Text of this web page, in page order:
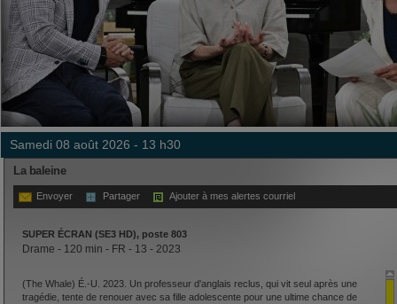
samedi 08 août 2026 - 13 h30
La baleine
Envoyer Partager Ajouter à mes alertes courriel
SUPER ÉCRAN (SE3 HD), poste 803
Drame - 120 min - FR - 13 - 2023
(The Whale) É.-U. 2023. Un professeur d'anglais reclus, qui vit seul après une
tragédie, tente de renouer avec sa fille adolescente pour une ultime chance de